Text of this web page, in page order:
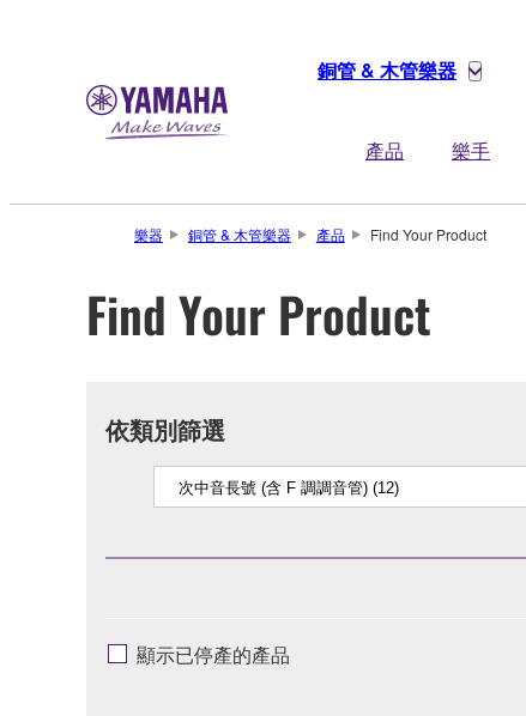
銅管 & 木管樂器
產品 樂手
樂器 銅管 & 木管樂器 產品 Find Your Product
Find Your Product
依類別篩選
顯示已停產的產品